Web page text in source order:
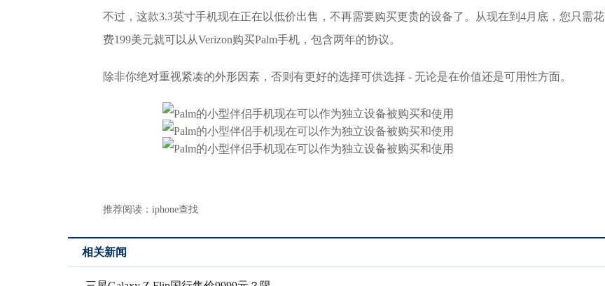
不过，这款3.3英寸手机现在正在以低价出售，不再需要购买更贵的设备了。从现在到4月底，您只需花
费199美元就可以从Verizon购买Palm手机，包含两年的协议。
除非你绝对重视紧凑的外形因素，否则有更好的选择可供选择 - 无论是在价值还是可用性方面。
推荐阅读： iphone查找
相关新闻